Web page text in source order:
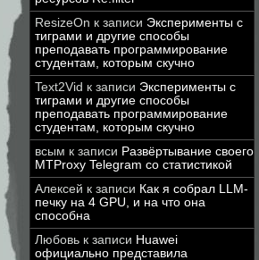
ResizeOn к записи Эксперименты с
тиграми и другие способы
преподавать программирование
студентам, которым скучно
Text2Vid к записи Эксперименты с
тиграми и другие способы
преподавать программирование
студентам, которым скучно
всым к записи Развёртывание своего
MTProxy Telegram со статистикой
Алексей к записи Как я собрал LLM-
печку на 4 GPU, и на что она
способна
Любовь к записи Huawei
официально представила